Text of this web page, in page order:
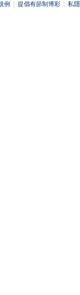
例 提倡有節制博彩 私